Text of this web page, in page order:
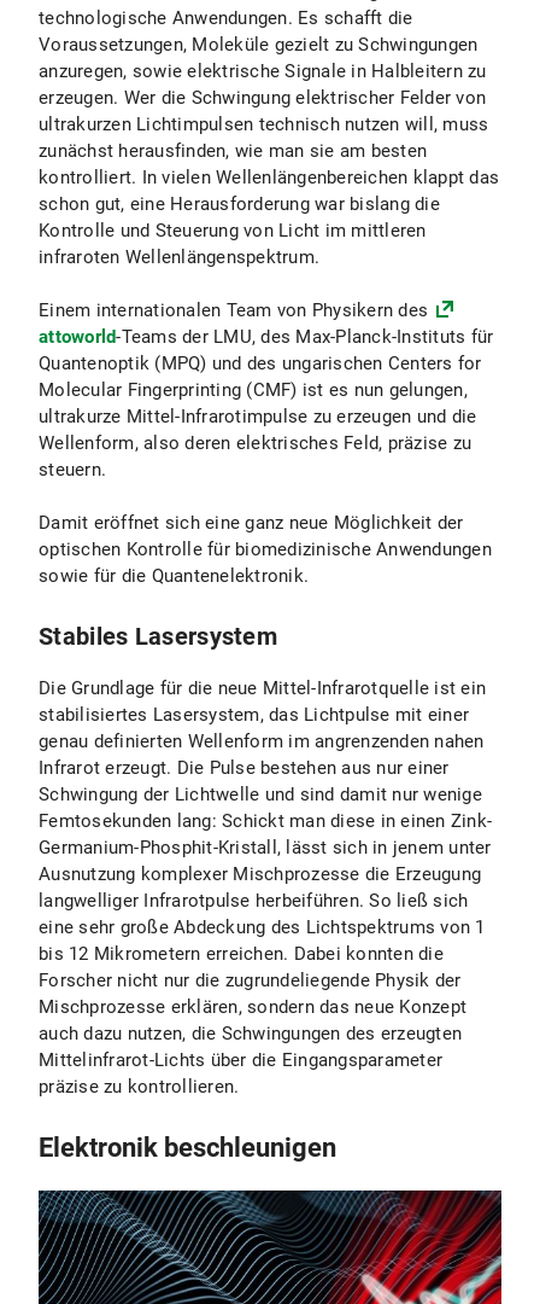
technologische Anwendungen. Es schafft die
Voraussetzungen, Moleküle gezielt zu Schwingungen
anzuregen, sowie elektrische Signale in Halbleitern zu
erzeugen. Wer die Schwingung elektrischer Felder von
ultrakurzen Lichtimpulsen technisch nutzen will, muss
zunächst herausfinden, wie man sie am besten
kontrolliert. In vielen Wellenlängenbereichen klappt das
schon gut, eine Herausforderung war bislang die
Kontrolle und Steuerung von Licht im mittleren
infraroten Wellenlängenspektrum.
Einem internationalen Team von Physikern des
attoworld-Teams der LMU, des Max-Planck-Instituts für
Quantenoptik (MPQ) und des ungarischen Centers for
Molecular Fingerprinting (CMF) ist es nun gelungen,
ultrakurze Mittel-Infrarotimpulse zu erzeugen und die
Wellenform, also deren elektrisches Feld, präzise zu
steuern.
Damit eröffnet sich eine ganz neue Möglichkeit der
optischen Kontrolle für biomedizinische Anwendungen
sowie für die Quantenelektronik.
Stabiles Lasersystem
Die Grundlage für die neue Mittel-Infrarotquelle ist ein
stabilisiertes Lasersystem, das Lichtpulse mit einer
genau definierten Wellenform im angrenzenden nahen
Infrarot erzeugt. Die Pulse bestehen aus nur einer
Schwingung der Lichtwelle und sind damit nur wenige
Femtosekunden lang: Schickt man diese in einen Zink-
Germanium-Phosphit-Kristall, lässt sich in jenem unter
Ausnutzung komplexer Mischprozesse die Erzeugung
langwelliger Infrarotpulse herbeiführen. So ließ sich
eine sehr große Abdeckung des Lichtspektrums von 1
bis 12 Mikrometern erreichen. Dabei konnten die
Forscher nicht nur die zugrundeliegende Physik der
Mischprozesse erklären, sondern das neue Konzept
auch dazu nutzen, die Schwingungen des erzeugten
Mittelinfrarot-Lichts über die Eingangsparameter
präzise zu kontrollieren.
Elektronik beschleunigen